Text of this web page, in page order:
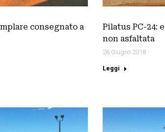
consegnato a
Pilatus PC-24:
non asfaltata
26 Giugno 2018
Leggi